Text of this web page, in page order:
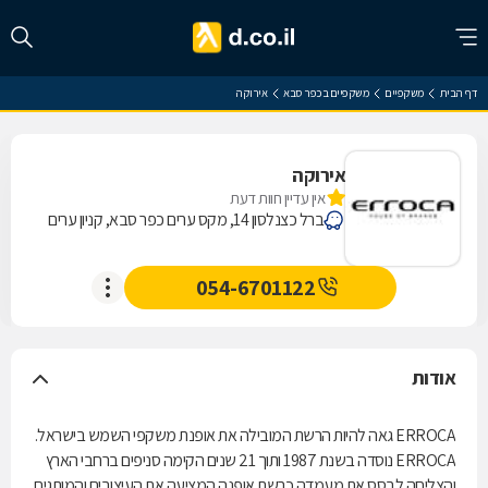
דף הבית משקפיים משקפיים בכפר סבא אירוקה
אירוקה
אין עדיין חוות דעת
ברל כצנלסון 14, מקס ערים כפר סבא, קניון ערים
054-6701122
אודות
ERROCA גאה להיות הרשת המובילה את אופנת משקפי השמש בישראל.
ERROCA נוסדה בשנת 1987 ותוך 21 שנים הקימה סניפים ברחבי הארץ